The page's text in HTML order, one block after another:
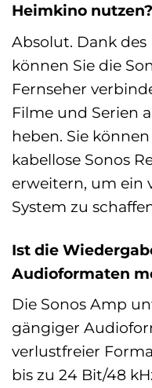
Heimkino nutzen?
Absolut. Dank des
können Sie die
Fernseher
Filme und Serien
heben. Sie
kabellose Sonos
erweitern, um ein
System zu
Ist die
Audioformaten
Die Sonos Amp
gängiger
verlustfreier
bis zu 24 Bit/48